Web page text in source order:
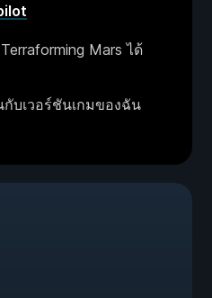
Mars ได้
บเวอร์ชันเกมของฉัน